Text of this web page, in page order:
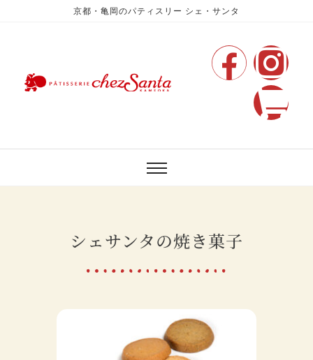
京都・亀岡のパティスリー シェ・サンタ
シェサンタの焼き菓子